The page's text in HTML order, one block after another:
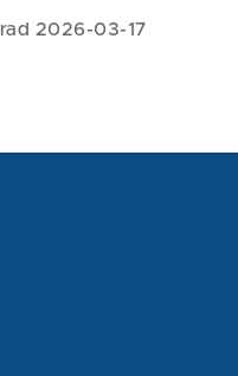
2026-03-17